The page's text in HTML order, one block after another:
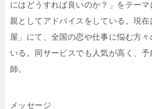
にはどうすれば良いのか？」をテー
親としてアドバイスをしている。現
屋」にて、全国の恋や仕事に悩む方々
いる。同サービスでも人気が高く、
師。
メッセージ